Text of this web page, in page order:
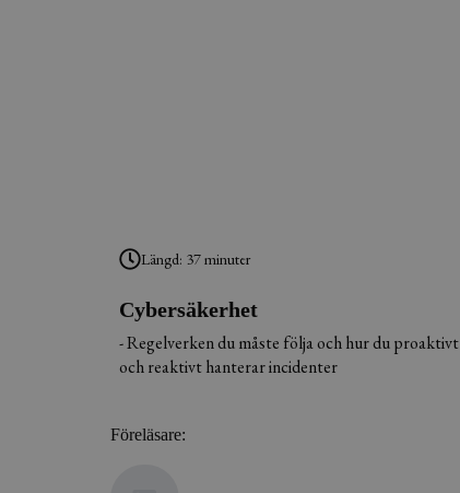
Längd: 37 minuter
Cybersäkerhet
- Regelverken du måste följa och hur du proaktivt
och reaktivt hanterar incidenter
Föreläsare: